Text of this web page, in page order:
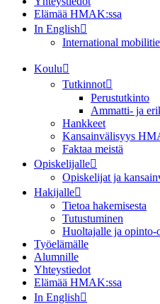
Elämää HMAK:ssa
In English
International
Koulu
Tutkinnot
Perustutkinto
Ammatti- ja
Hankkeet
Kansainvälisyys
Faktaa meistä
Opiskelijalle
Opiskelijat ja
Hakijalle
Tietoa hakemisesta
Tutustuminen
Huoltajalle ja opinto-
Työelämälle
Alumnille
Yhteystiedot
Elämää HMAK:ssa
In English